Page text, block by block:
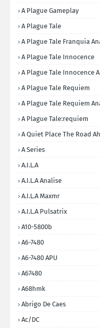
A Plague Gameplay
A Plague Tale
A Plague Tale Franquia
A Plague Tale Innocence
A Plague Tale Innocence
A Plague Tale Requiem
A Plague Tale Requiem
A Plague Tale:requiem
A Quiet Place The Road
A Series
A.I.L.A
A.I.L.A Analise
A.I.L.A Maxmr
A.I.L.A Pulsatrix
A10-5800b
A6-7480
A6-7480 APU
A67480
A68hmk
Abrigo De Caes
Ac/DC